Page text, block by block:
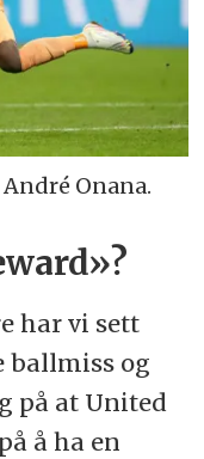
André Onana.
har vi sett
ballmiss og
på at United
å ha en